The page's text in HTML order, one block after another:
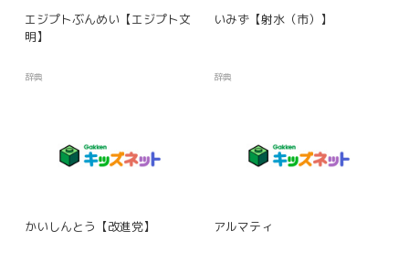
エジプトぶんめい【エジプト文
明】
辞典
いみず【射水（市）】
辞典
かいしんとう【改進党】 アルマティ